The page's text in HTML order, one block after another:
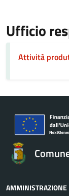
Ufficio
Attività
AMMINISTRAZIONE